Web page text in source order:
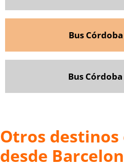
Bus
Bus
Otros destinos
desde